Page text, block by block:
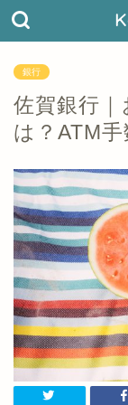
銀行
佐賀銀行
は？ATM手